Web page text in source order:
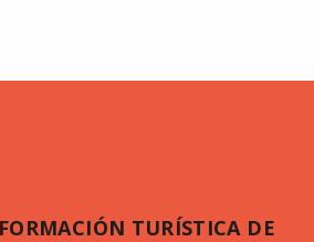
TURÍSTICA DE